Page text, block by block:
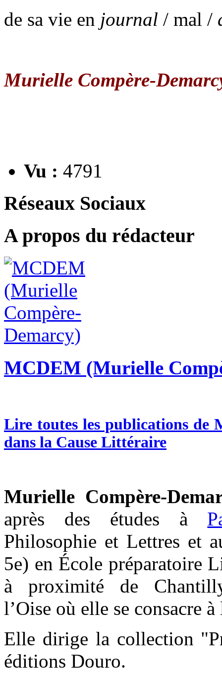
de sa vie en journal / mal /
Murielle Compère-
Vu : 4791
Réseaux Sociaux
A propos du rédacteur
MCDEM (Murielle
Lire toutes les publications de
dans la Cause Littéraire
Murielle Compère-
après des études à
Philosophie et Lettres et
5e) en École préparatoire
à proximité de
l’Oise où elle se consacre
Elle dirige la collection
éditions Douro.